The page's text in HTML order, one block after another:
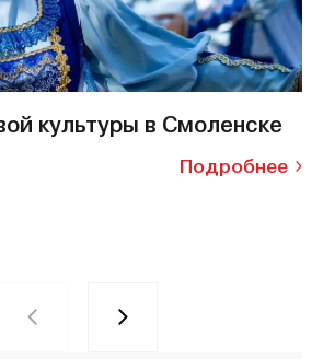
культуры в Смоленске
Подробнее